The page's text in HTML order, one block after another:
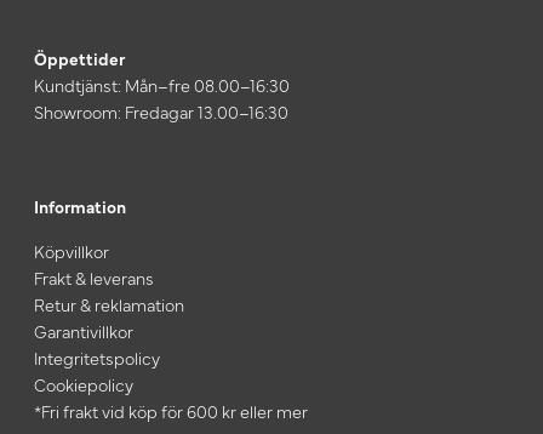
Öppettider
Kundtjänst: Mån–fre 08.00–16:30
Showroom: Fredagar 13.00–16:30
Information
Köpvillkor
Frakt & leverans
Retur & reklamation
Garantivillkor
Integritetspolicy
Cookiepolicy
*Fri frakt vid köp för 600 kr eller mer